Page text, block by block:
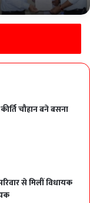
चौहान बने बसना
से मिलीं विधायक